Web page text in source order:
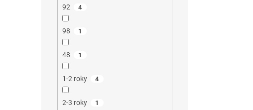
92 4
98 1
48 1
1-2 roky 4
2-3 roky 1